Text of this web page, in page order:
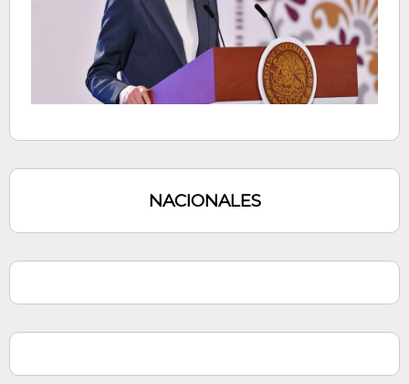
NACIONALES